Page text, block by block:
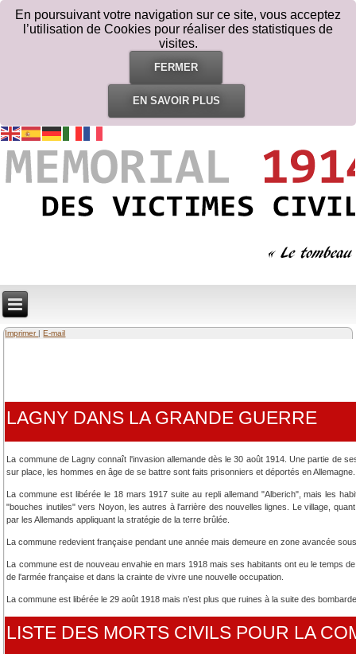
En poursuivant votre navigation sur ce site, vous acceptez
l’utilisation de Cookies pour réaliser des statistiques de
visites.
FERMER
EN SAVOIR PLUS
Imprimer E-mail
LAGNY DANS LA GRANDE GUERRE
La commune de Lagny connaît l'invasion allemande dès le 30 août 1914. Une partie de
sur place, les hommes en âge de se battre sont faits prisonniers et déportés en Allemagne.
La commune est libérée le 18 mars 1917 suite au repli allemand "Alberich", mais les
"bouches inutiles" vers Noyon, les autres à l'arrière des nouvelles lignes. Le village,
par les Allemands appliquant la stratégie de la terre brûlée.
La commune redevient française pendant une année mais demeure en zone avancée
La commune est de nouveau envahie en mars 1918 mais ses habitants ont eu le temps
de l'armée française et dans la crainte de vivre une nouvelle occupation.
La commune est libérée le 29 août 1918 mais n’est plus que ruines à la suite des
LISTE DES MORTS CIVILS POUR LA